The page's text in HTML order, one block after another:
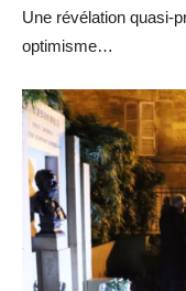
Une révélation quasi-
optimisme…